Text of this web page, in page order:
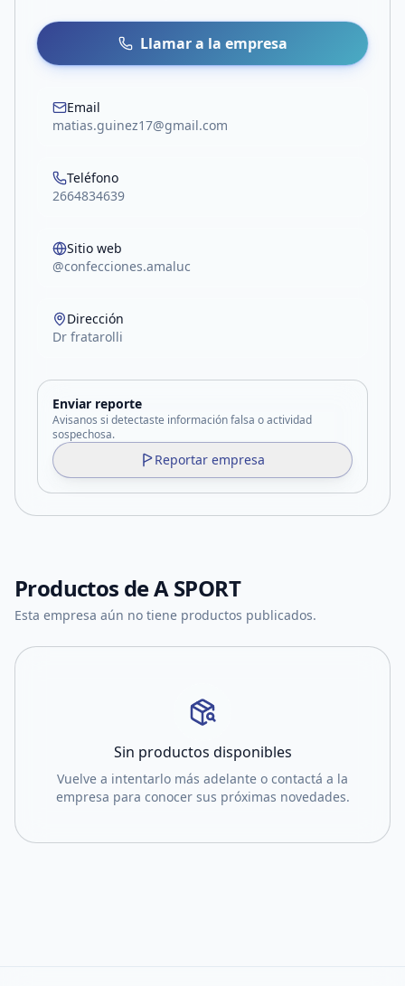
Llamar a la empresa
Email
matias.guinez17@gmail.com
Teléfono
2664834639
Sitio web
@confecciones.amaluc
Dirección
Dr fratarolli
Enviar reporte
Avisanos si detectaste información falsa o actividad
sospechosa.
Reportar empresa
Productos deA SPORT
Esta empresa aún no tiene productos publicados.
Sin productos disponibles
Vuelve a intentarlo más adelante o contactá a la
empresa para conocer sus próximas novedades.